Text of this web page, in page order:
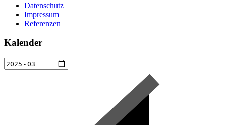
Datenschutz
Impressum
Referenzen
Kalender